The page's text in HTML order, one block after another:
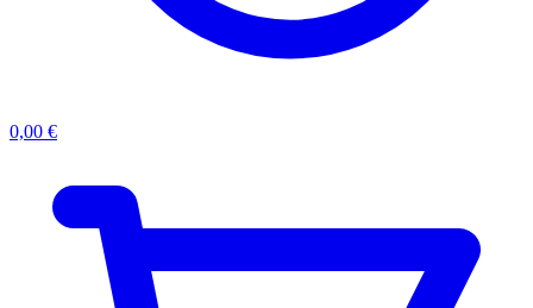
0,00 €